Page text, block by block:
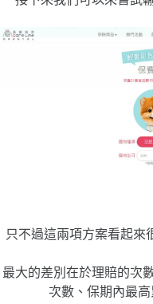
只不過這兩項方案看起來
最大的差別在於理賠的次
次數、保期內最